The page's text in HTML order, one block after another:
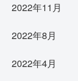
2022年11月
2022年8月
2022年4月